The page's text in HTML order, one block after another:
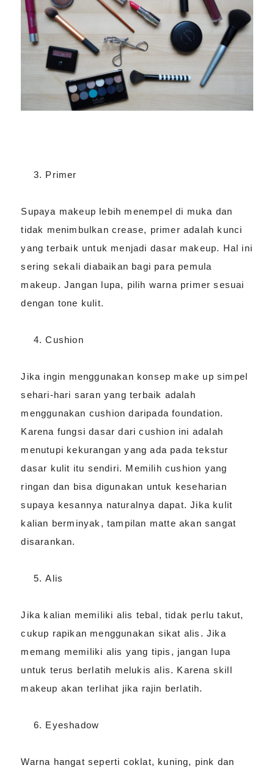
Primer
Supaya makeup lebih menempel di muka dan
tidak menimbulkan crease, primer adalah kunci
yang terbaik untuk menjadi dasar makeup. Hal ini
sering sekali diabaikan bagi para pemula
makeup. Jangan lupa, pilih warna primer sesuai
dengan tone kulit.
Cushion
Jika ingin menggunakan konsep make up simpel
sehari-hari saran yang terbaik adalah
menggunakan cushion daripada foundation.
Karena fungsi dasar dari cushion ini adalah
menutupi kekurangan yang ada pada tekstur
dasar kulit itu sendiri. Memilih cushion yang
ringan dan bisa digunakan untuk keseharian
supaya kesannya naturalnya dapat. Jika kulit
kalian berminyak, tampilan matte akan sangat
disarankan.
Alis
Jika kalian memiliki alis tebal, tidak perlu takut,
cukup rapikan menggunakan sikat alis. Jika
memang memiliki alis yang tipis, jangan lupa
untuk terus berlatih melukis alis. Karena skill
makeup akan terlihat jika rajin berlatih.
Eyeshadow
Warna hangat seperti coklat, kuning, pink dan